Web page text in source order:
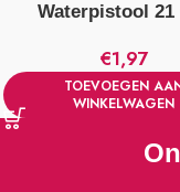
Waterpistool 21
€1,97
TOEVOEGEN
WINKELWAGEN